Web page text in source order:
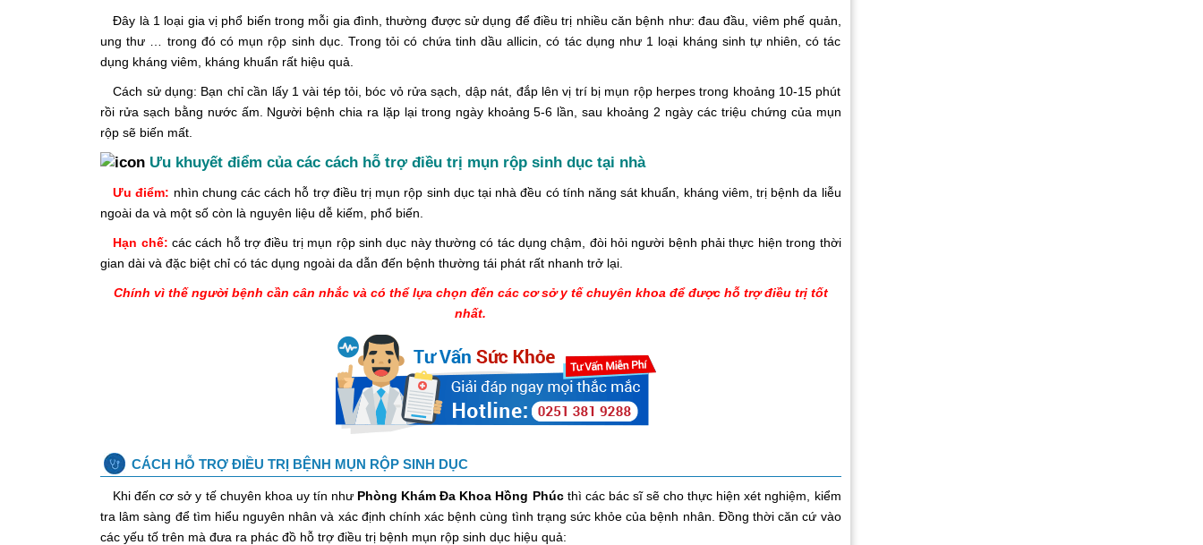
Đây là 1 loại gia vị phổ biến trong mỗi gia đình, thường được sử dụng để điều trị nhiều căn bệnh như: đau đầu, viêm phế quản,
ung thư … trong đó có mụn rộp sinh dục. Trong tỏi có chứa tinh dầu allicin, có tác dụng như 1 loại kháng sinh tự nhiên, có tác
dụng kháng viêm, kháng khuẩn rất hiệu quả.
Cách sử dụng: Bạn chỉ cần lấy 1 vài tép tỏi, bóc vỏ rửa sạch, dập nát, đắp lên vị trí bị mụn rộp herpes trong khoảng 10-15 phút
rồi rửa sạch bằng nước ấm. Người bệnh chia ra lặp lại trong ngày khoảng 5-6 lần, sau khoảng 2 ngày các triệu chứng của mụn
rộp sẽ biến mất.
Ưu khuyết điểm của các cách hỗ trợ điều trị mụn rộp sinh dục tại nhà
Ưu điểm: nhìn chung các cách hỗ trợ điều trị mụn rộp sinh dục tại nhà đều có tính năng sát khuẩn, kháng viêm, trị bệnh da liễu
ngoài da và một số còn là nguyên liệu dễ kiếm, phổ biến.
Hạn chế: các cách hỗ trợ điều trị mụn rộp sinh dục này thường có tác dụng chậm, đòi hỏi người bệnh phải thực hiện trong thời
gian dài và đặc biệt chỉ có tác dụng ngoài da dẫn đến bệnh thường tái phát rất nhanh trở lại.
Chính vì thế người bệnh cần cân nhắc và có thể lựa chọn đến các cơ sở y tế chuyên khoa để được hỗ trợ điều trị tốt
nhất.
CÁCH HỖ TRỢ ĐIỀU TRỊ BỆNH MỤN RỘP SINH DỤC
Khi đến cơ sở y tế chuyên khoa uy tín như Phòng Khám Đa Khoa Hồng Phúc thì các bác sĩ sẽ cho thực hiện xét nghiệm, kiểm
tra lâm sàng để tìm hiểu nguyên nhân và xác định chính xác bệnh cùng tình trạng sức khỏe của bệnh nhân. Đồng thời căn cứ vào
các yếu tố trên mà đưa ra phác đồ hỗ trợ điều trị bệnh mụn rộp sinh dục hiệu quả: